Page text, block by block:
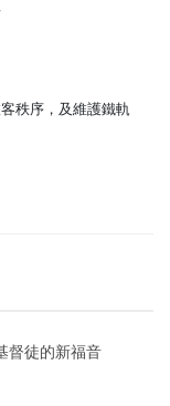
秩序，及維護鐵軌
督徒的新福音